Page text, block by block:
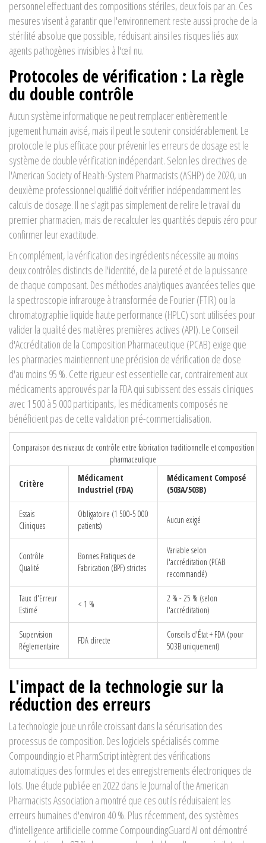
personnel effectuant des compositions stériles, deux fois par an. Ces
mesures visent à garantir que l'environnement reste aussi proche de la
stérilité absolue que possible, réduisant ainsi les risques liés aux
agents pathogènes invisibles à l'œil nu.
Protocoles de vérification : La règle
du double contrôle
Aucun système informatique ne peut remplacer entièrement le
jugement humain avisé, mais il peut le soutenir considérablement. Le
protocole le plus efficace pour prévenir les erreurs de dosage est le
système de double vérification indépendant. Selon les directives de
l'American Society of Health-System Pharmacists (ASHP) de 2020, un
deuxième professionnel qualifié doit vérifier indépendamment les
calculs de dosage. Il ne s'agit pas simplement de relire le travail du
premier pharmacien, mais de recalculer les quantités depuis zéro pour
confirmer leur exactitude.
En complément, la vérification des ingrédients nécessite au moins
deux contrôles distincts de l'identité, de la pureté et de la puissance
de chaque composant. Des méthodes analytiques avancées telles que
la spectroscopie infrarouge à transformée de Fourier (FTIR) ou la
chromatographie liquide haute performance (HPLC) sont utilisées pour
valider la qualité des matières premières actives (API). Le Conseil
d'Accréditation de la Composition Pharmaceutique (PCAB) exige que
les pharmacies maintiennent une précision de vérification de dose
d'au moins 95 %. Cette rigueur est essentielle car, contrairement aux
médicaments approuvés par la FDA qui subissent des essais cliniques
avec 1 500 à 5 000 participants, les médicaments composés ne
bénéficient pas de cette validation pré-commercialisation.
Comparaison des niveaux de contrôle entre fabrication traditionnelle et composition
pharmaceutique
Critère
Médicament
Industriel (FDA)
Médicament Composé
(503A/503B)
Essais
Cliniques
Obligatoire (1 500-5 000
patients)
Aucun exigé
Contrôle
Qualité
Bonnes Pratiques de
Fabrication (BPF) strictes
Variable selon
l'accréditation (PCAB
recommandé)
Taux d'Erreur
Estimé
< 1 %
2 % - 25 % (selon
l'accréditation)
Supervision
Réglementaire
FDA directe
Conseils d'État + FDA (pour
503B uniquement)
L'impact de la technologie sur la
réduction des erreurs
La technologie joue un rôle croissant dans la sécurisation des
processus de composition. Des logiciels spécialisés comme
Compounding.io et PharmScript intègrent des vérifications
automatiques des formules et des enregistrements électroniques de
lots. Une étude publiée en 2022 dans le Journal of the American
Pharmacists Association a montré que ces outils réduisaient les
erreurs humaines d'environ 40 %. Plus récemment, des systèmes
d'intelligence artificielle comme CompoundingGuard AI ont démontré